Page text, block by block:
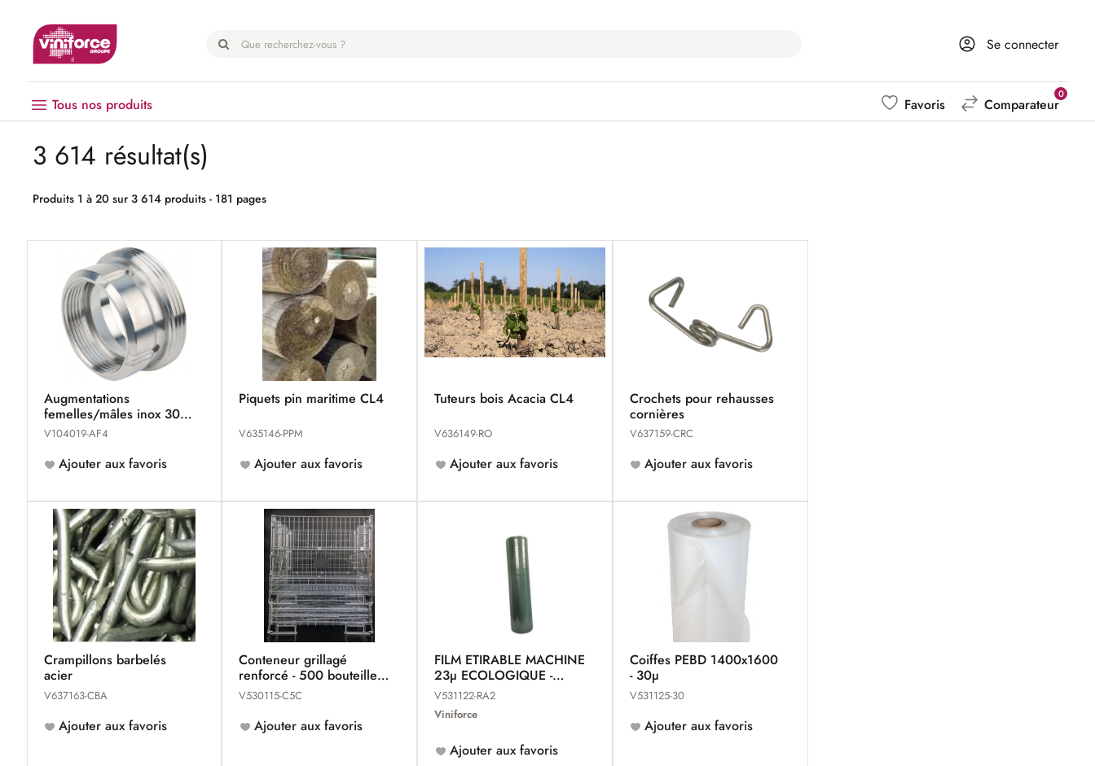
Se connecter
Tous nos produits
Vendanges
Hygiène
EPI
Emballage
Microbrasserie
Palissage
Favoris Comparateur
0
3 614 résultat(s)
Produits 1 à 20 sur 3 614 produits - 181 pages
Augmentations
femelles/mâles inox 304
MACON
V104019-AF4
Ajouter aux favoris
Piquets pin maritime CL4
V635146-PPM
Ajouter aux favoris
Tuteurs bois Acacia CL4
V636149-RO
Ajouter aux favoris
Crochets pour rehausses
cornières
V637159-CRC
Ajouter aux favoris
Crampillons barbelés
acier
V637163-CBA
Ajouter aux favoris
Conteneur grillagé
renforcé - 500 bouteilles
Champagne
V530115-C5C
Ajouter aux favoris
FILM ETIRABLE MACHINE
23µ ECOLOGIQUE -
VINIFILM
V531122-RA2
Viniforce
Ajouter aux favoris
Coiffes PEBD 1400x1600
- 30µ
V531125-30
Ajouter aux favoris